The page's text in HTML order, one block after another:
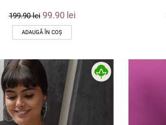
199.90lei 99.90 lei
ADAUGĂ ÎN COȘ